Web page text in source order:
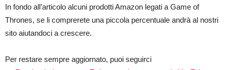
True
Detective
In fondo all’articolo alcuni prodotti Amazon legati a Game of
Thrones, se li comprerete una piccola percentuale andrà al nostri
sito aiutandoci a crescere.
Per restare sempre aggiornato, puoi seguirci